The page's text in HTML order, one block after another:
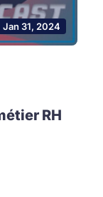
Jan 31, 2024
RH